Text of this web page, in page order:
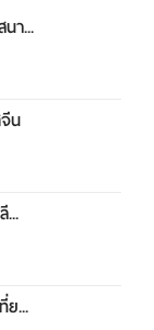
า...
น
...
ย...